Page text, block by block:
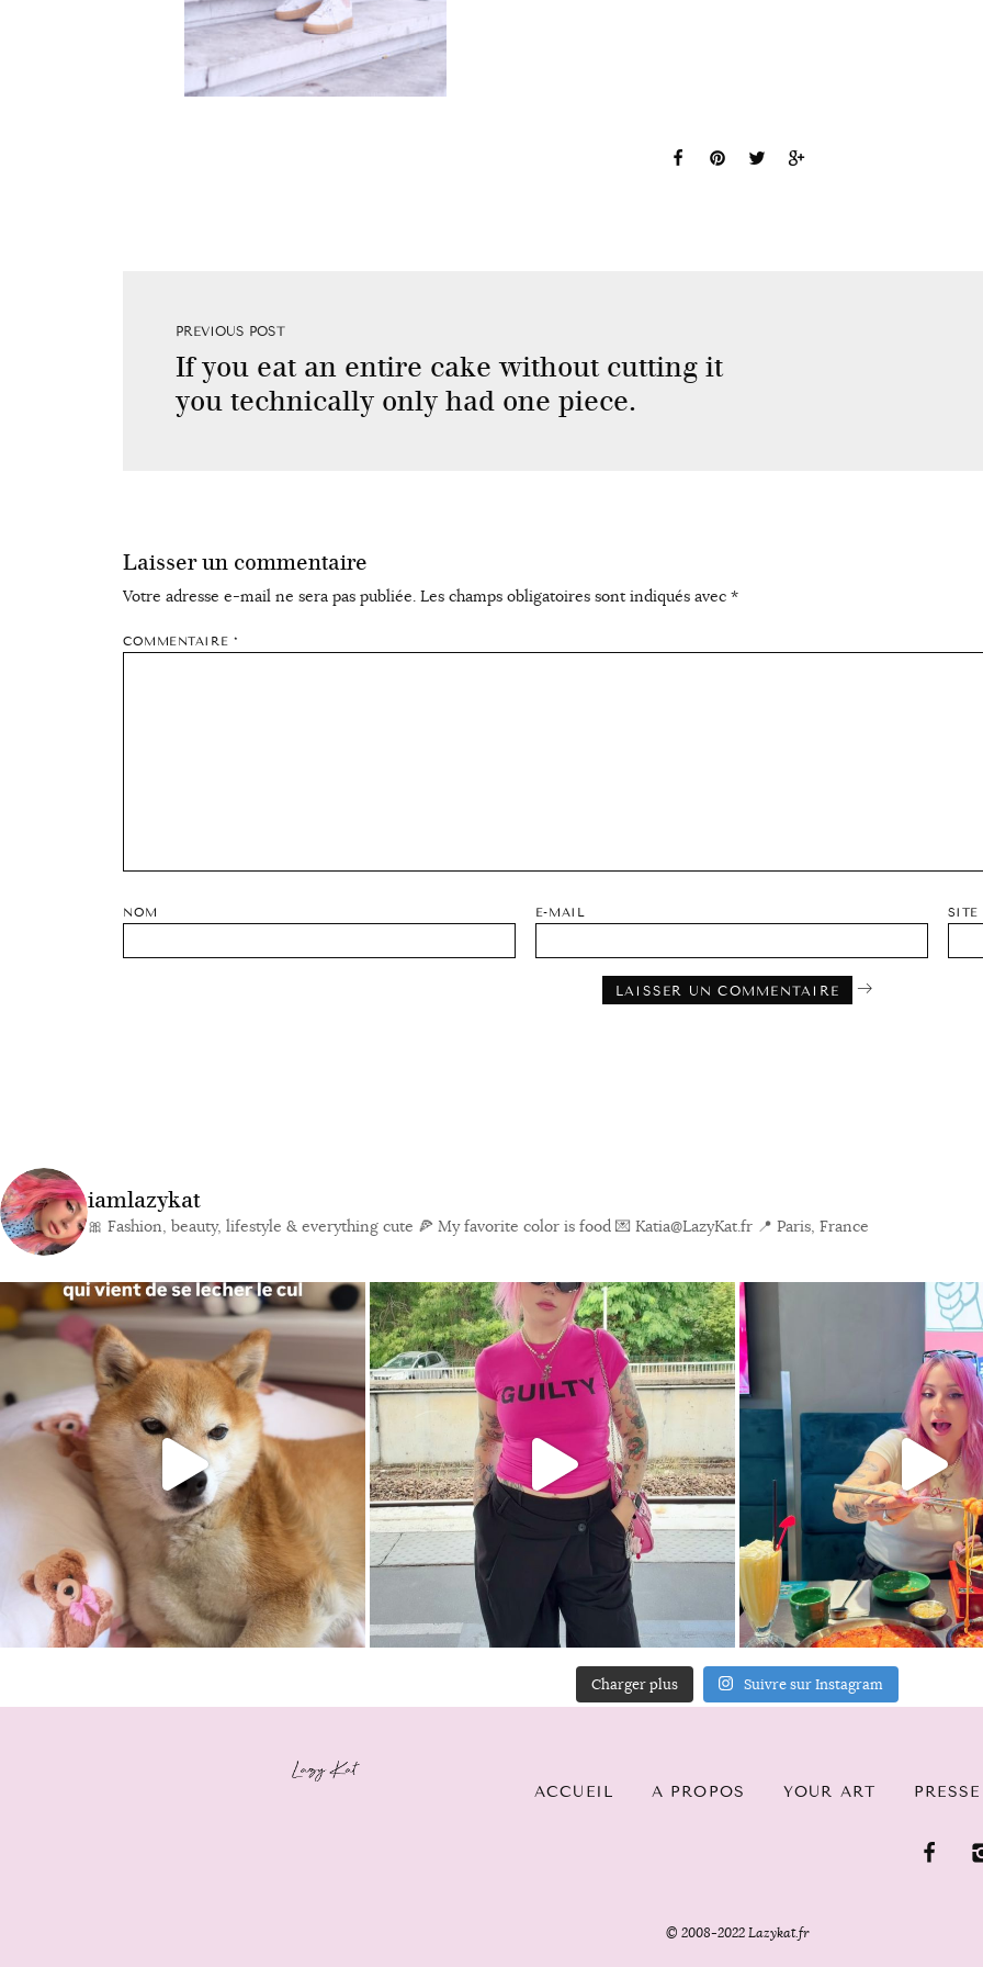
PREVIOUS POST
If you eat an entire cake without cutting it
you technically only had one piece.
Laisser un commentaire
Votre adresse e-mail ne sera pas publiée. Les champs obligatoires sont indiqués avec *
COMMENTAIRE *
NOM E-MAIL SITE
iamlazykat
🎀 Fashion, beauty, lifestyle & everything cute 🍕 My favorite color is food 💌 Katia@LazyKat.fr 📍 Paris, France
Charger plus Suivre sur Instagram
ACCUEIL A PROPOS YOUR ART PRESSE
© 2008-2022 Lazykat.fr